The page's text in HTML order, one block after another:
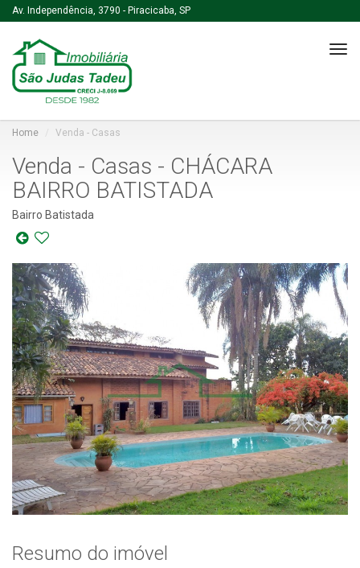
Av. Independência, 3790 - Piracicaba, SP
Home Venda - Casas
Venda - Casas - CHÁCARA
BAIRRO BATISTADA
Bairro Batistada
Resumo do imóvel